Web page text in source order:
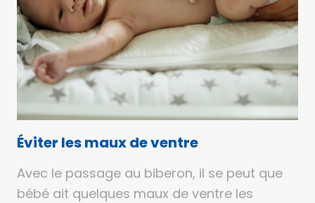
Éviter les maux de ventre
Avec le passage au biberon, il se peut que
bébé ait quelques maux de ventre les